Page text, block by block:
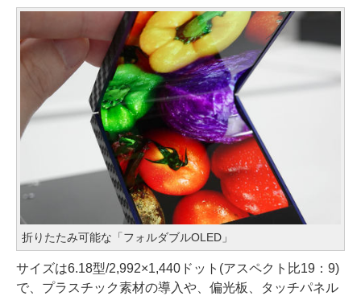
折りたたみ可能な「フォルダブルOLED」
サイズは6.18型/2,992×1,440ドット(アスペクト比19：9)
で、プラスチック素材の導入や、偏光板、タッチパネル